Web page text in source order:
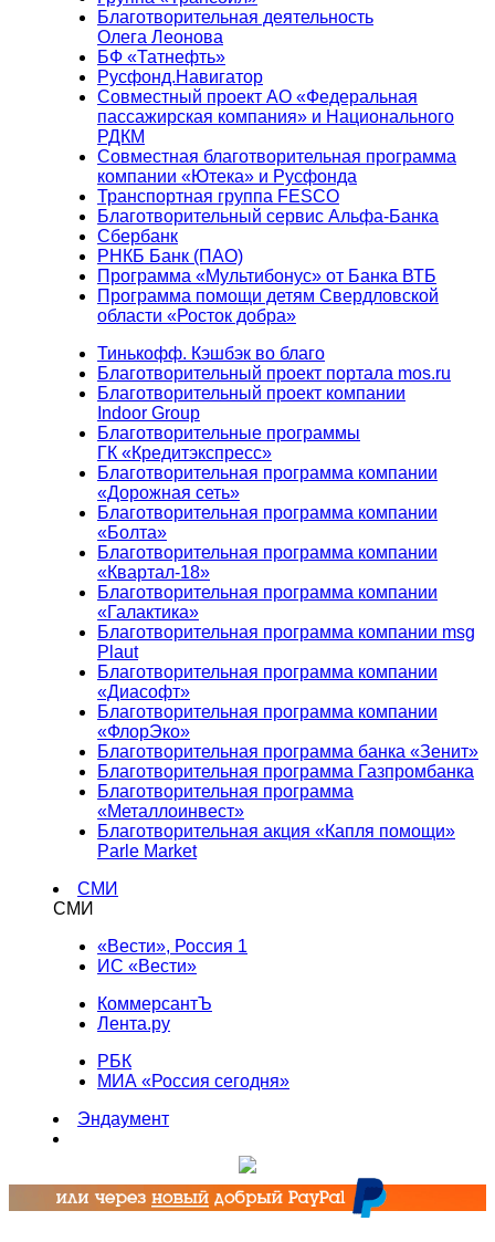
Благотворительная деятельность
Олега Леонова
БФ «Татнефть»
Русфонд.Навигатор
Совместный проект АО «Федеральная
пассажирская компания» и Национального
РДКМ
Совместная благотворительная программа
компании «Ютека» и Русфонда
Транспортная группа FESCO
Благотворительный сервис Альфа-Банка
Сбербанк
РНКБ Банк (ПАО)
Программа «Мультибонус» от Банка ВТБ
Программа помощи детям Свердловской
области «Росток добра»
Тинькофф. Кэшбэк во благо
Благотворительный проект портала mos.ru
Благотворительный проект компании
Indoor Group
Благотворительные программы
ГК «Кредитэкспресс»
Благотворительная программа компании
«Дорожная сеть»
Благотворительная программа компании
«Болта»
Благотворительная программа компании
«Квартал-18»
Благотворительная программа компании
«Галактика»
Благотворительная программа компании msg
Plaut
Благотворительная программа компании
«Диасофт»
Благотворительная программа компании
«ФлорЭко»
Благотворительная программа банка «Зенит»
Благотворительная программа Газпромбанка
Благотворительная программа
«Металлоинвест»
Благотворительная акция «Капля помощи»
Parle Market
СМИ
СМИ
«Вести», Россия 1
ИС «Вести»
КоммерсантЪ
Лента.ру
РБК
МИА «Россия сегодня»
Эндаумент